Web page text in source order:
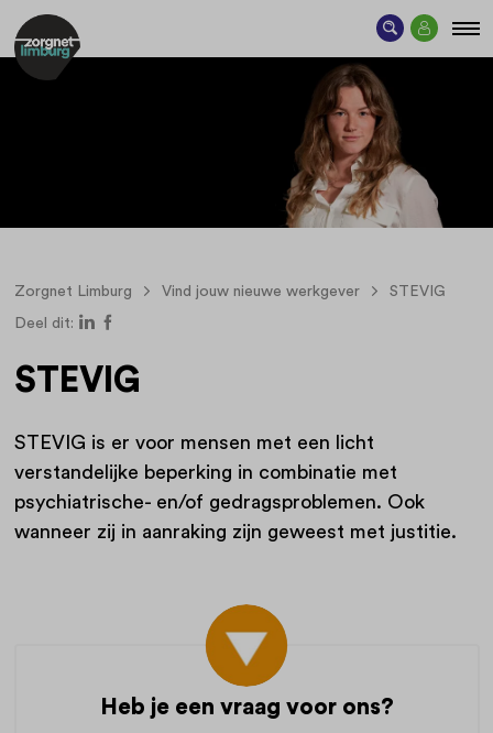
Zorgnet Limburg Vind jouw nieuwe werkgever STEVIG
Deel dit:
STEVIG
STEVIG is er voor mensen met een licht
verstandelijke beperking in combinatie met
psychiatrische- en/of gedragsproblemen. Ook
wanneer zij in aanraking zijn geweest met justitie.
Heb je een vraag voor ons?